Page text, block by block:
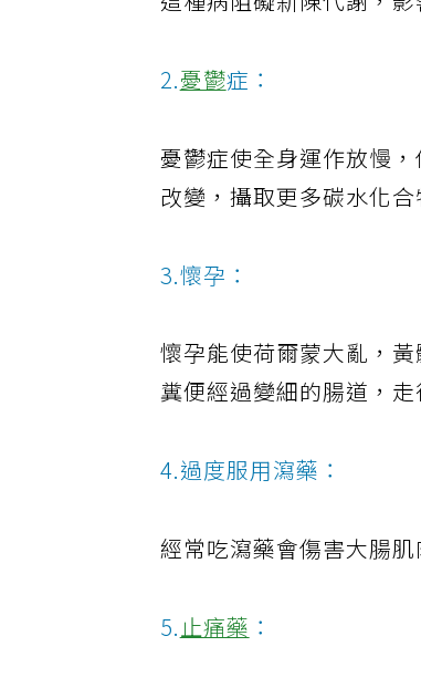
這種病阻礙新陳代謝，
2.憂鬱症：
憂鬱症使全身運作放慢
改變，攝取更多碳水化
3.懷孕：
懷孕能使荷爾蒙大亂，
糞便經過變細的腸道，走
4.過度服用瀉藥：
經常吃瀉藥會傷害大腸
5.止痛藥 ：